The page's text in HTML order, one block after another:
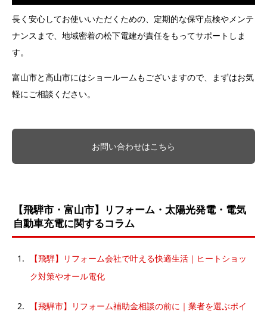
長く安心してお使いいただくための、定期的な保守点検やメンテ
ナンスまで、地域密着の松下電建が責任をもってサポートしま
す。
富山市と高山市にはショールームもございますので、まずはお気
軽にご相談ください。
お問い合わせはこちら
【飛騨市・富山市】リフォーム・太陽光発電・電気
自動車充電に関するコラム
【飛騨】リフォーム会社で叶える快適生活｜ヒートショッ
ク対策やオール電化
【飛騨市】リフォーム補助金相談の前に｜業者を選ぶポイ